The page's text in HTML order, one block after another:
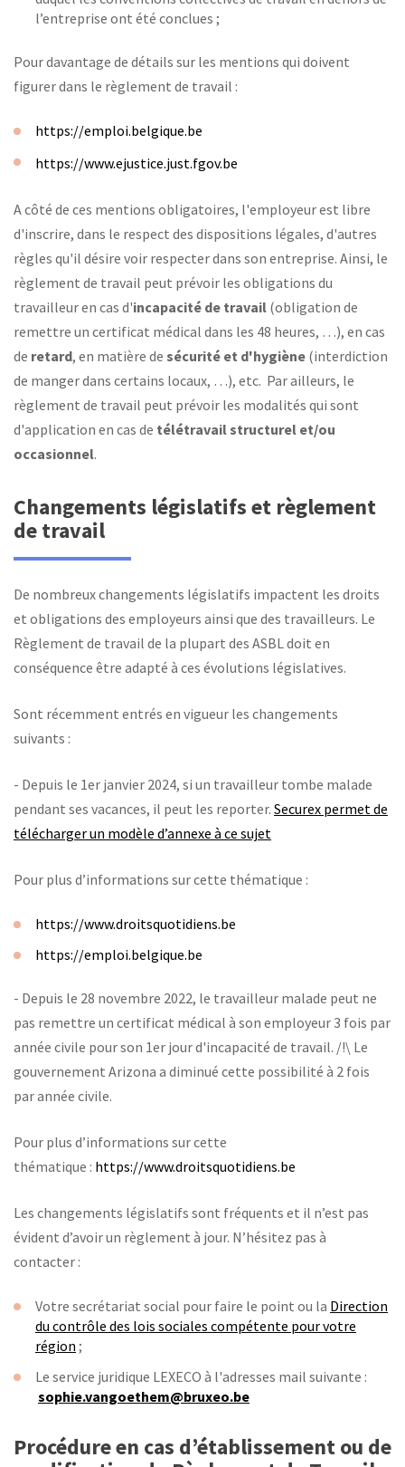
l’entreprise ont été conclues ;
Pour davantage de détails sur les mentions qui doivent
figurer dans le règlement de travail :
https://emploi.belgique.be
https://www.ejustice.just.fgov.be
A côté de ces mentions obligatoires, l'employeur est libre
d'inscrire, dans le respect des dispositions légales, d'autres
règles qu'il désire voir respecter dans son entreprise. Ainsi, le
règlement de travail peut prévoir les obligations du
travailleur en cas d'incapacité de travail (obligation de
remettre un certificat médical dans les 48 heures, …), en cas
de retard, en matière de sécurité et d'hygiène (interdiction
de manger dans certains locaux, …), etc. Par ailleurs, le
règlement de travail peut prévoir les modalités qui sont
d'application en cas de télétravail structurel et/ou
occasionnel.
Changements législatifs et règlement
de travail
De nombreux changements législatifs impactent les droits
et obligations des employeurs ainsi que des travailleurs. Le
Règlement de travail de la plupart des ASBL doit en
conséquence être adapté à ces évolutions législatives.
Sont récemment entrés en vigueur les changements
suivants :
- Depuis le 1er janvier 2024, si un travailleur tombe malade
pendant ses vacances, il peut les reporter. Securex permet de
télécharger un modèle d’annexe à ce sujet
Pour plus d’informations sur cette thématique :
https://www.droitsquotidiens.be
https://emploi.belgique.be
- Depuis le 28 novembre 2022, le travailleur malade peut ne
pas remettre un certificat médical à son employeur 3 fois par
année civile pour son 1er jour d'incapacité de travail. /!\ Le
gouvernement Arizona a diminué cette possibilité à 2 fois
par année civile.
Pour plus d’informations sur cette
thématique : https://www.droitsquotidiens.be
Les changements législatifs sont fréquents et il n’est pas
évident d’avoir un règlement à jour. N’hésitez pas à
contacter :
Votre secrétariat social pour faire le point ou la Direction
du contrôle des lois sociales compétente pour votre
région ;
Le service juridique LEXECO à l'adresses mail suivante :
sophie.vangoethem@bruxeo.be
Procédure en cas d’établissement ou de